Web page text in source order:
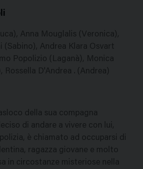
Anna Mouglalis (Veronica),
(Sabino), Andrea Klara Osvart
Popolizio (Laganà), Monica
Rossella D'Andrea . (Andrea)
della sua compagna
di andare a vivere con lui,
è chiamato ad occuparsi di
ragazza giovane e molto
in circostanze misteriose nella